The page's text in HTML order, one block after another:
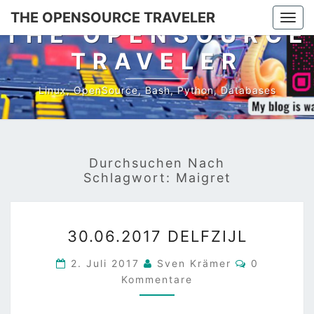
Skip
content
THE OPENSOURCE TRAVELER
THE OPENSOURCE
TRAVELER
Linux, OpenSource, Bash, Python, Databases
Durchsuchen Nach
Schlagwort: Maigret
DELFZIJL
30.06.2017 DELFZIJL
2. Juli 2017 Sven Krämer
0
Kommentare